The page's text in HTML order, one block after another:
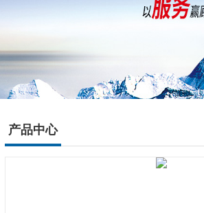
产品中心